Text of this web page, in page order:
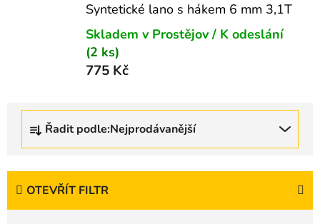
Syntetické lano s hákem 6 mm 3,1T
Skladem v Prostějov / K odeslání
(2 ks)
775 Kč
z
e
n
í
Řadit podle:Nejprodávanější
OTEVŘÍT FILTR